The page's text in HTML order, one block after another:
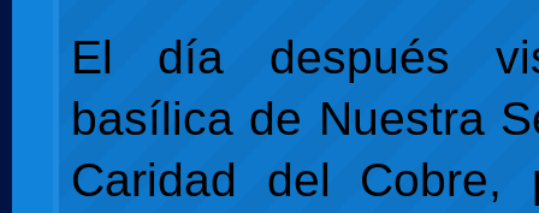
El día después
basílica de Nuestra
Caridad del Cobre,